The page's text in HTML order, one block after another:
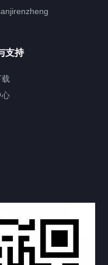
支持
心